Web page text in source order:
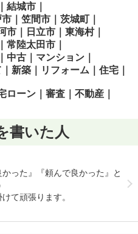
結城市｜
｜笠間市｜茨城町｜
市｜日立市｜東海村｜
常陸太田市｜
中古｜マンション｜
新築｜リフォーム｜住宅｜
ローン｜審査｜不動産｜
書いた人
った』『頼んで良かった』と
て頑張ります。